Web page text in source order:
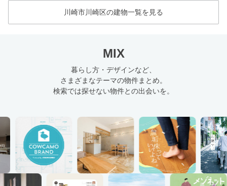
川崎市川崎区の建物一覧を見る
MIX
暮らし方・デザインなど、
さまざまなテーマの物件まとめ。
検索では探せない物件との出会いを。